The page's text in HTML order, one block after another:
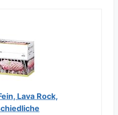
Lava Rock,